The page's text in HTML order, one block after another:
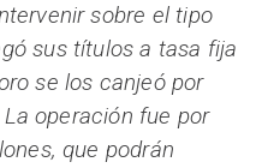
sobre el tipo
sus títulos a tasa fija
se los canjeó por
operación fue por
que podrán